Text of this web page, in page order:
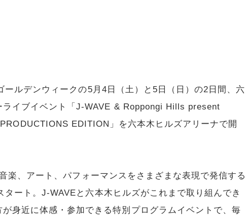
ールデンウィークの5月4日（土）と5日（日）の2日間、六
ライブイベント「J-WAVE & Roppongi Hills present
EDITION」を六本木ヒルズアリーナで開
楽、アート、パフォーマンスをさまざまな表現で発信する
タート。J-WAVEと六本木ヒルズがこれまで取り組んでき
身近に体感・参加できる特別プログラムイベントで、毎